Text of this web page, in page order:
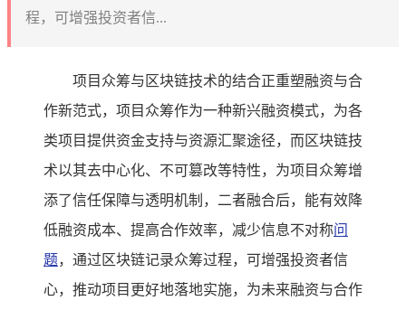
程，可增强投资者信...
项目众筹与区块链技术的结合正重塑融资与合
作新范式，项目众筹作为一种新兴融资模式，为各
类项目提供资金支持与资源汇聚途径，而区块链技
术以其去中心化、不可篡改等特性，为项目众筹增
添了信任保障与透明机制，二者融合后，能有效降
低融资成本、提高合作效率，减少信息不对称问
题，通过区块链记录众筹过程，可增强投资者信
心，推动项目更好地落地实施，为未来融资与合作